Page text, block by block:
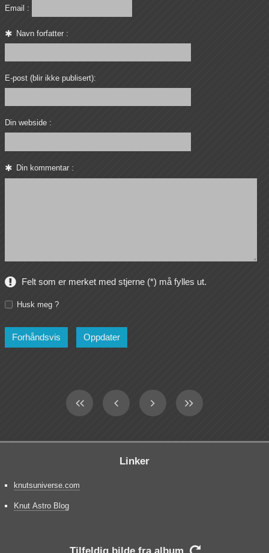
Email :
Navn forfatter :
E-post (blir ikke publisert):
Din webside :
Din kommentar :
Felt som er merket med stjerne (*) må fylles ut.
Husk meg ?
Linker
knutsuniverse.com
Knut Astro Blog